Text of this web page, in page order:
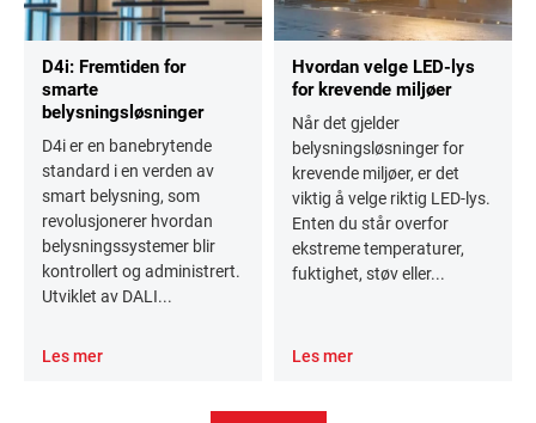
D4i: Fremtiden for
smarte
belysningsløsninger
D4i er en banebrytende
standard i en verden av
smart belysning, som
revolusjonerer hvordan
belysningssystemer blir
kontrollert og administrert.
Utviklet av DALI...
Les mer
Hvordan velge LED-lys
for krevende miljøer
Når det gjelder
belysningsløsninger for
krevende miljøer, er det
viktig å velge riktig LED-lys.
Enten du står overfor
ekstreme temperaturer,
fuktighet, støv eller...
Les mer